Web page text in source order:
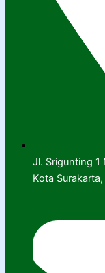
Jl. Srigunting 1
Kota